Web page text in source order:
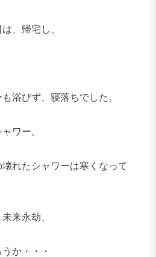
、帰宅し、
浴びず、寝落ちでした。
ワー。
れたシャワーは寒くなって
来永劫、
か・・・